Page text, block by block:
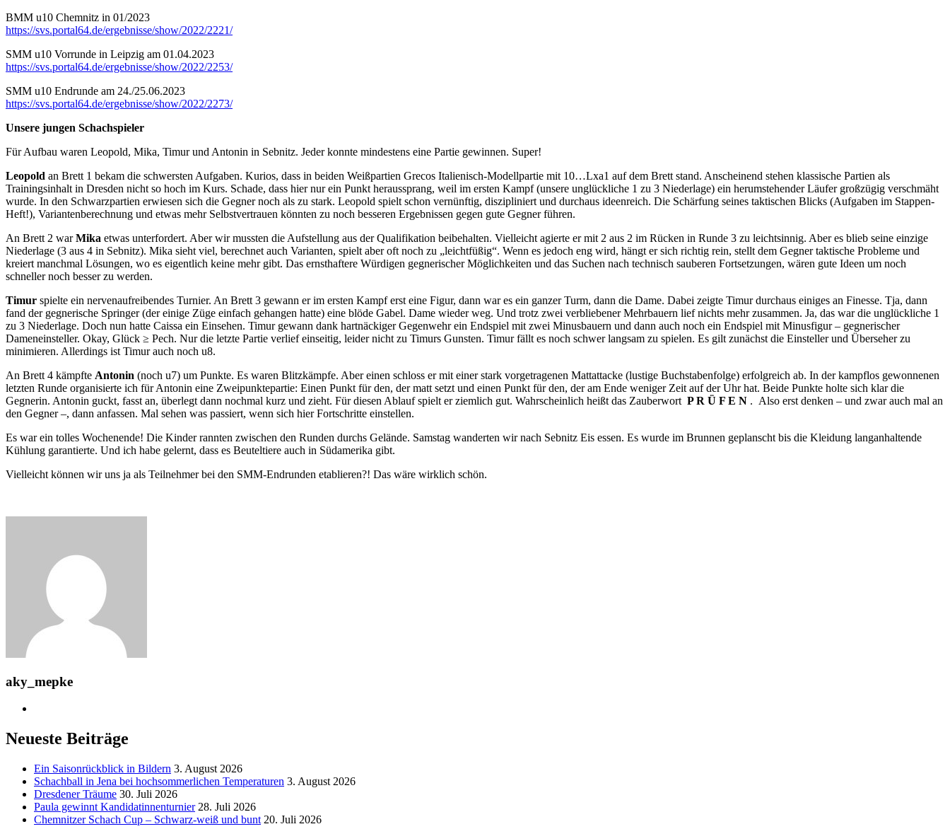
BMM u10 Chemnitz in 01/2023
https://svs.portal64.de/ergebnisse/show/2022/2221/
SMM u10 Vorrunde in Leipzig am 01.04.2023
https://svs.portal64.de/ergebnisse/show/2022/2253/
SMM u10 Endrunde am 24./25.06.2023
https://svs.portal64.de/ergebnisse/show/2022/2273/
Unsere jungen Schachspieler
Für Aufbau waren Leopold, Mika, Timur und Antonin in Sebnitz. Jeder konnte mindestens eine Partie gewinnen. Super!
Leopold an Brett 1 bekam die schwersten Aufgaben. Kurios, dass in beiden Weißpartien Grecos Italienisch-Modellpartie mit 10…Lxa1 auf dem Brett stand. Anscheinend stehen klassische Partien als
Trainingsinhalt in Dresden nicht so hoch im Kurs. Schade, dass hier nur ein Punkt heraussprang, weil im ersten Kampf (unsere unglückliche 1 zu 3 Niederlage) ein herumstehender Läufer großzügig verschmäht
wurde. In den Schwarzpartien erwiesen sich die Gegner noch als zu stark. Leopold spielt schon vernünftig, diszipliniert und durchaus ideenreich. Die Schärfung seines taktischen Blicks (Aufgaben im Stappen-
Heft!), Variantenberechnung und etwas mehr Selbstvertrauen könnten zu noch besseren Ergebnissen gegen gute Gegner führen.
An Brett 2 warMika etwas unterfordert. Aber wir mussten die Aufstellung aus der Qualifikation beibehalten. Vielleicht agierte er mit 2 aus 2 im Rücken in Runde 3 zu leichtsinnig. Aber es blieb seine einzige
Niederlage (3 aus 4 in Sebnitz). Mika sieht viel, berechnet auch Varianten, spielt aber oft noch zu „leichtfüßig“. Wenn es jedoch eng wird, hängt er sich richtig rein, stellt dem Gegner taktische Probleme und
kreiert manchmal Lösungen, wo es eigentlich keine mehr gibt. Das ernsthaftere Würdigen gegnerischer Möglichkeiten und das Suchen nach technisch sauberen Fortsetzungen, wären gute Ideen um noch
schneller noch besser zu werden.
Timur spielte ein nervenaufreibendes Turnier. An Brett 3 gewann er im ersten Kampf erst eine Figur, dann war es ein ganzer Turm, dann die Dame. Dabei zeigte Timur durchaus einiges an Finesse. Tja, dann
fand der gegnerische Springer (der einige Züge einfach gehangen hatte) eine blöde Gabel. Dame wieder weg. Und trotz zwei verbliebener Mehrbauern lief nichts mehr zusammen. Ja, das war die unglückliche 1
zu 3 Niederlage. Doch nun hatte Caissa ein Einsehen. Timur gewann dank hartnäckiger Gegenwehr ein Endspiel mit zwei Minusbauern und dann auch noch ein Endspiel mit Minusfigur – gegnerischer
Dameneinsteller. Okay, Glück ≥ Pech. Nur die letzte Partie verlief einseitig, leider nicht zu Timurs Gunsten. Timur fällt es noch schwer langsam zu spielen. Es gilt zunächst die Einsteller und Überseher zu
minimieren. Allerdings ist Timur auch noch u8.
An Brett 4 kämpfte Antonin (noch u7) um Punkte. Es waren Blitzkämpfe. Aber einen schloss er mit einer stark vorgetragenen Mattattacke (lustige Buchstabenfolge) erfolgreich ab. In der kampflos gewonnenen
letzten Runde organisierte ich für Antonin eine Zweipunktepartie: Einen Punkt für den, der matt setzt und einen Punkt für den, der am Ende weniger Zeit auf der Uhr hat. Beide Punkte holte sich klar die
Gegnerin. Antonin guckt, fasst an, überlegt dann nochmal kurz und zieht. Für diesen Ablauf spielt er ziemlich gut. Wahrscheinlich heißt das Zauberwort P R Ü F E N . Also erst denken – und zwar auch mal an
den Gegner –, dann anfassen. Mal sehen was passiert, wenn sich hier Fortschritte einstellen.
Es war ein tolles Wochenende! Die Kinder rannten zwischen den Runden durchs Gelände. Samstag wanderten wir nach Sebnitz Eis essen. Es wurde im Brunnen geplanscht bis die Kleidung langanhaltende
Kühlung garantierte. Und ich habe gelernt, dass es Beuteltiere auch in Südamerika gibt.
Vielleicht können wir uns ja als Teilnehmer bei den SMM-Endrunden etablieren?! Das wäre wirklich schön.
aky_mepke
Neueste Beiträge
Ein Saisonrückblick in Bildern 3. August 2026
Schachball in Jena bei hochsommerlichen Temperaturen 3. August 2026
Dresdener Träume 30. Juli 2026
Paula gewinnt Kandidatinnenturnier 28. Juli 2026
Chemnitzer Schach Cup – Schwarz-weiß und bunt 20. Juli 2026